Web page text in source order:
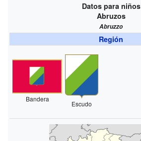
Datos para niños
Abruzos
Abruzzo
Región
Bandera
Escudo